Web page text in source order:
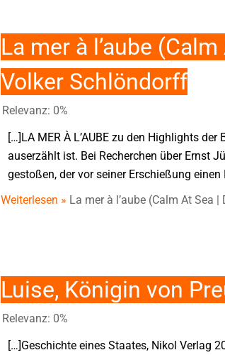
La mer à l’aube
Volker Schlöndorff
Relevanz: 0%
[…]LA MER À L’AUBE zu den Highlights
auserzählt ist. Bei Recherchen über Ernst
gestoßen, der vor seiner Erschießung
Weiterlesen » La mer à l’aube (Calm At Sea
Luise, Königin von
Relevanz: 0%
[…]Geschichte eines Staates, Nikol Verlag